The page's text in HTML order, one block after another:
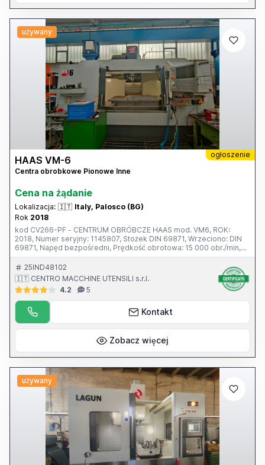
używany
ogłoszenie
HAAS VM-6
Centra obrobkowe Pionowe Inne
Cena na żądanie
Lokalizacja: 🇮🇹 Italy, Palosco (BG)
Rok 2018
kod CV266-PF - CENTRUM OBRÓBCZE HAAS mod. VM6, ROK:
2018, Numer seryjny: 1145807, Stożek DIN 69871, Wrzeciono: DIN
69871, Napęd bezpośredni, Prędkość obrotowa: 15 000 obr./min,
Moc: 22 kW, Posuw szybki: 15 m/min, Automatyczny ślimakowy
transporter wiórów, Zdalne sterowanie elektroniczne pokrętłem,
Pistolet pneumatyczny, Obróbka z dużą prędkością, Interfejs
Ethernet, makra, obrót współrzędnych i skalowanie, Moduł
wykrywania awarii zasilania, Kolorowy monitor LCD 15", Port USB i
pamięć 32 GB, Połączenie Wi-Fi do sterowania Hass, Gwintowanie
na sztywno, Liniały optyczne, Chłodziwo przelotowe, Wrzeciono
TSC50T 21 bar, Chłodziwo SDA 360 L system, Programowalna
dysza chłodziwa, Strumień powietrza przez narzędzia,
Bezprzewodowy, intuicyjny system pomiarowy, Renishaw, WIPS-R,
(FCS – do matryc), 10 narzędzi – chwyty – zaciski mocujące – duża
NIEWIĄŻĄCE, DO WERYFIKACJI
25IND48102
🇮🇹 CENTRO MACCHINE UTENSILI s.r.l.
4.2
5
Kontakt
Zobacz więcej
używany